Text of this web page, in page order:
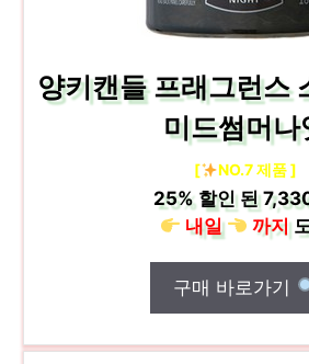
양키캔들 프래그런스
미드썸머나
[ NO.7 제품 ]
25%할인 된
내일
까지
구매 바로가기